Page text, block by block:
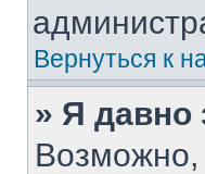
Вернуться к
» Я давно
Возможно,